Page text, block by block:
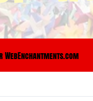
WebEnchantments.com